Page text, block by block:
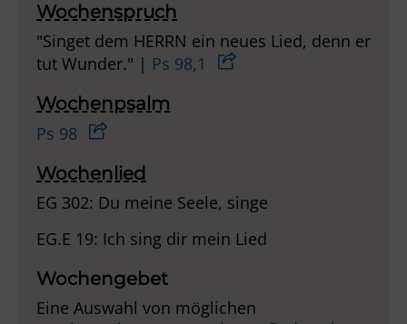
Wochenspruch
"Singet dem HERRN ein neues Lied, denn er
tut Wunder." | Ps 98,1
Wochenpsalm
Ps 98
Wochenlied
EG 302: Du meine Seele, singe
EG.E 19: Ich sing dir mein Lied
Wochengebet
Eine Auswahl von möglichen